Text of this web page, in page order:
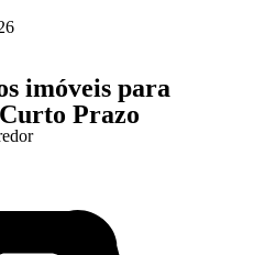
imóveis para
Prazo